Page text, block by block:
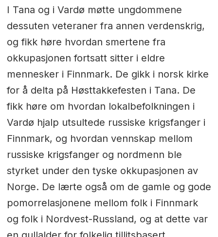
I Tana og i Vardø møtte ungdommene
dessuten veteraner fra annen verdenskrig,
og fikk høre hvordan smertene fra
okkupasjonen fortsatt sitter i eldre
mennesker i Finnmark. De gikk i norsk kirke
for å delta på Høsttakkefesten i Tana. De
fikk høre om hvordan lokalbefolkningen i
Vardø hjalp utsultede russiske krigsfanger i
Finnmark, og hvordan vennskap mellom
russiske krigsfanger og nordmenn ble
styrket under den tyske okkupasjonen av
Norge. De lærte også om de gamle og gode
pomorrelasjonene mellom folk i Finnmark
og folk i Nordvest-Russland, og at dette var